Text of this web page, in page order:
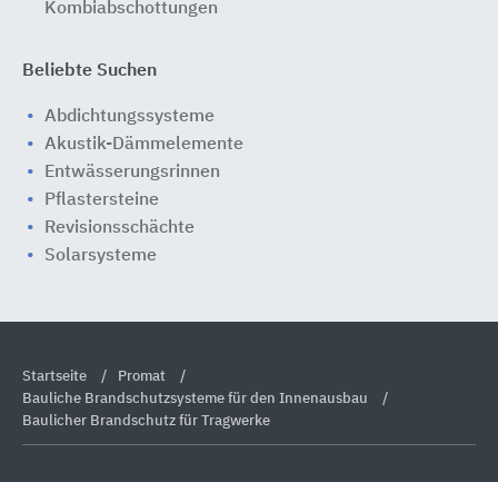
Kombiabschottungen
Beliebte Suchen
Abdichtungssysteme
Akustik-Dämmelemente
Entwässerungsrinnen
Pflastersteine
Revisionsschächte
Solarsysteme
Startseite
Promat
Bauliche Brandschutzsysteme für den Innenausbau
Baulicher Brandschutz für Tragwerke